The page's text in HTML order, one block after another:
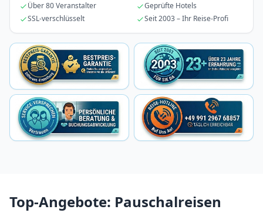
Über 80 Veranstalter
Geprüfte Hotels
SSL-verschlüsselt
Seit 2003 – Ihr Reise-Profi
Top-Angebote: Pauschalreisen